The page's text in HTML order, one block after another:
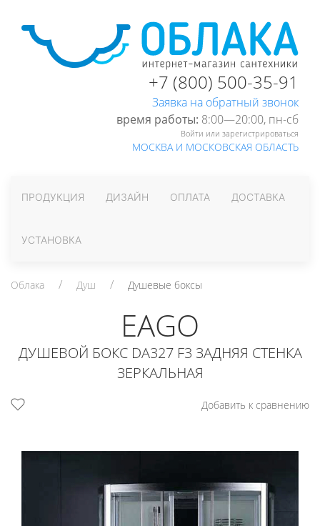
+7 (800) 500-35-91
Заявка на обратный звонок
время работы: 8:00—20:00, пн-cб
Войти или зарегистрироваться
МОСКВА И МОСКОВСКАЯ ОБЛАСТЬ
ПРОДУКЦИЯ ДИЗАЙН ОПЛАТА ДОСТАВКА
УСТАНОВКА
Облака Душ Душевые боксы
EAGO
ДУШЕВОЙ БОКС DA327 F3 ЗАДНЯЯ СТЕНКА
ЗЕРКАЛЬНАЯ
Добавить к сравнению